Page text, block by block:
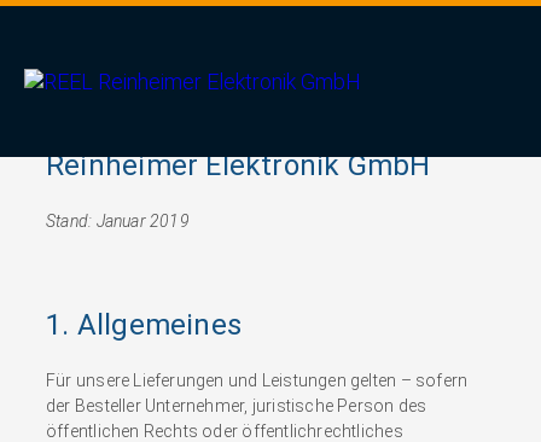
Verkaufs- und
Reinheimer Elektronik GmbH
Stand: Januar 2019
1. Allgemeines
Für unsere Lieferungen und Leistungen gelten – sofern
der Besteller Unternehmer, juristische Person des
öffentlichen Rechts oder öffentlichrechtliches